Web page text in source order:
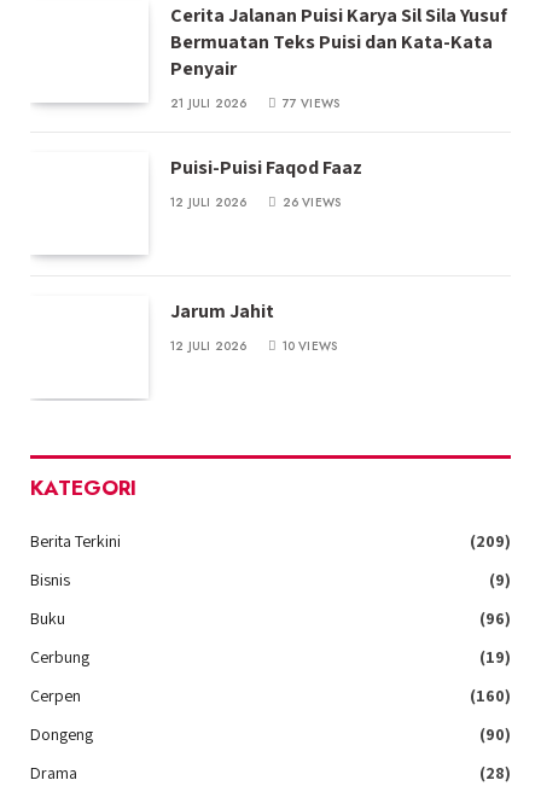
Cerita Jalanan Puisi Karya Sil Sila Yusuf
Bermuatan Teks Puisi dan Kata-Kata
Penyair
21 JULI 2026 77VIEWS
Puisi-Puisi Faqod Faaz
12 JULI 2026 26VIEWS
Jarum Jahit
12 JULI 2026 10VIEWS
KATEGORI
Berita Terkini
(209)
Bisnis
(9)
Buku
(96)
Cerbung
(19)
Cerpen
(160)
Dongeng
(90)
Drama
(28)